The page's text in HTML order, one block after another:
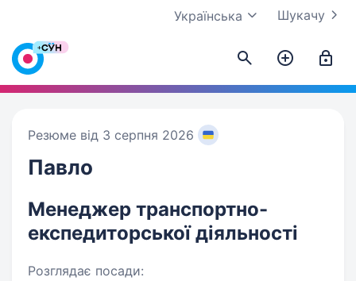
Шукачу
Українська
Резюме від 3 серпня 2026
Павло
Менеджер транспортно-
експедиторської діяльності
Розглядає посади: